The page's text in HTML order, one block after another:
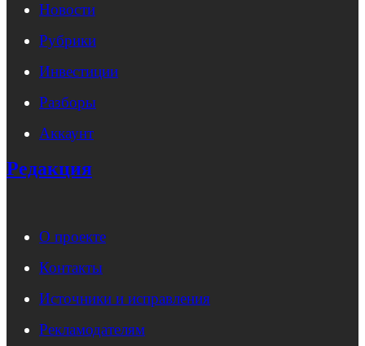
Новости
Рубрики
Инвестиции
Разборы
Аккаунт
Редакция
О проекте
Контакты
Источники и исправления
Рекламодателям